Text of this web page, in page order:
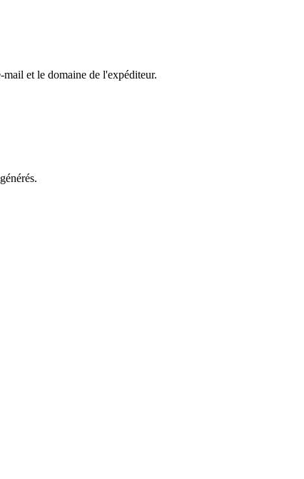
et le domaine de l'expéditeur.